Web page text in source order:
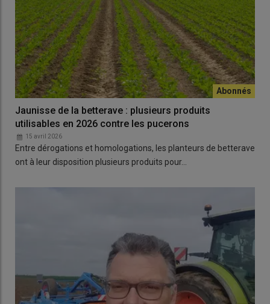
Jaunisse de la betterave : plusieurs produits
utilisables en 2026 contre les pucerons
15 avril 2026
Entre dérogations et homologations, les planteurs de betterave
ont à leur disposition plusieurs produits pour…